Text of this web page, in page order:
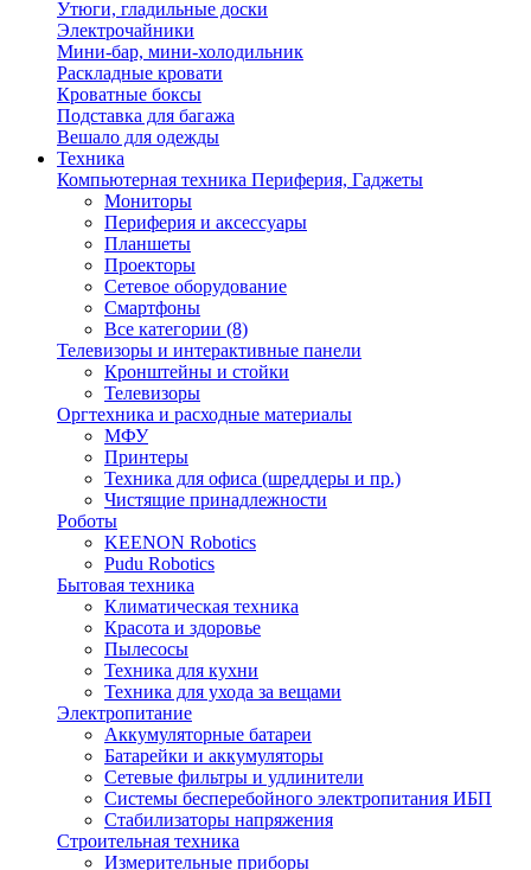
Утюги, гладильные доски
Электрочайники
Мини-бар, мини-холодильник
Раскладные кровати
Кроватные боксы
Подставка для багажа
Вешало для одежды
Техника
Компьютерная техника Периферия, Гаджеты
Мониторы
Периферия и аксессуары
Планшеты
Проекторы
Сетевое оборудование
Смартфоны
Все категории (8)
Телевизоры и интерактивные панели
Кронштейны и стойки
Телевизоры
Оргтехника и расходные материалы
МФУ
Принтеры
Техника для офиса (шреддеры и пр.)
Чистящие принадлежности
Роботы
KEENON Robotics
Pudu Robotics
Бытовая техника
Климатическая техника
Красота и здоровье
Пылесосы
Техника для кухни
Техника для ухода за вещами
Электропитание
Аккумуляторные батареи
Батарейки и аккумуляторы
Сетевые фильтры и удлинители
Системы бесперебойного электропитания ИБП
Стабилизаторы напряжения
Строительная техника
Измерительные приборы